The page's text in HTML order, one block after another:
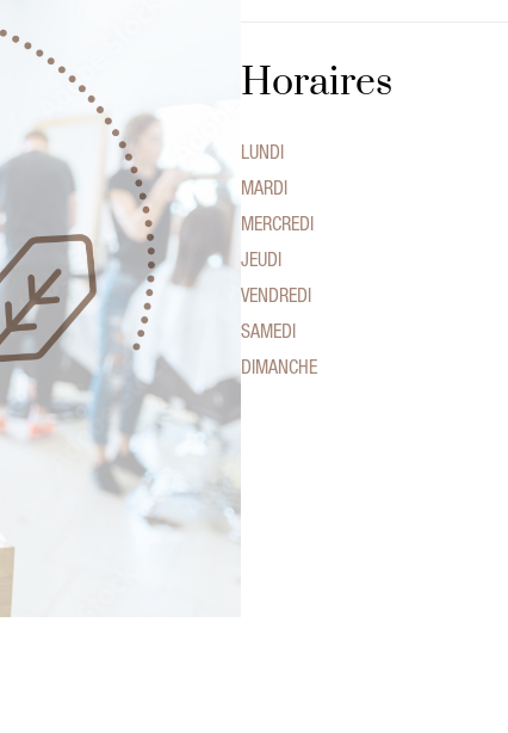
Horaires
LUNDI
MARDI
MERCREDI
JEUDI
VENDREDI
SAMEDI
DIMANCHE